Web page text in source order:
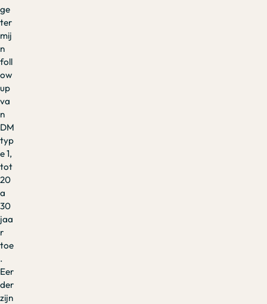
ge
ter
mij
n
foll
ow
up
va
n
DM
typ
e 1,
tot
20
a
30
jaa
r
toe
.
Eer
der
zijn